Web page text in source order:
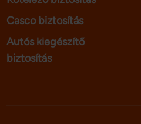
Casco biztosítás
Autós kiegészítő
biztosítás